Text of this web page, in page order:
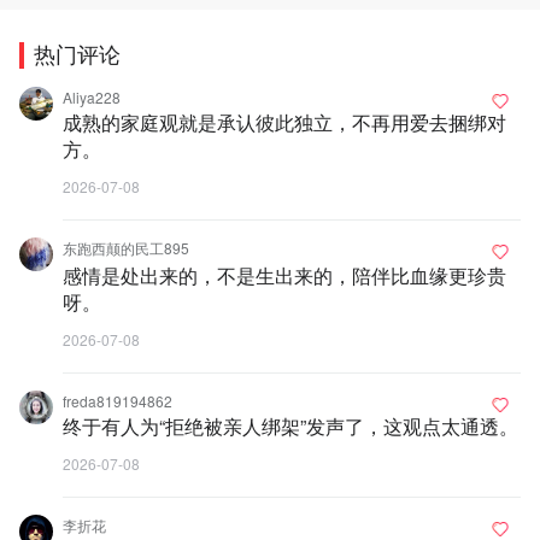
热门评论
Aliya228
成熟的家庭观就是承认彼此独立，不再用爱去捆绑对
方。
2026-07-08
东跑西颠的民工895
感情是处出来的，不是生出来的，陪伴比血缘更珍贵
呀。
2026-07-08
freda819194862
终于有人为“拒绝被亲人绑架”发声了，这观点太通透。
2026-07-08
李折花